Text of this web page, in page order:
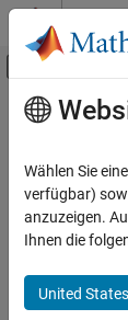
Weiter zum Inhalt
Startseite der
Automotive
Simulink 3D
Classic Virtual
Hauptinhalt
(To be
more
Wählen Sie
verfügbar)
anzuzeigen.
Ihnen die
United States